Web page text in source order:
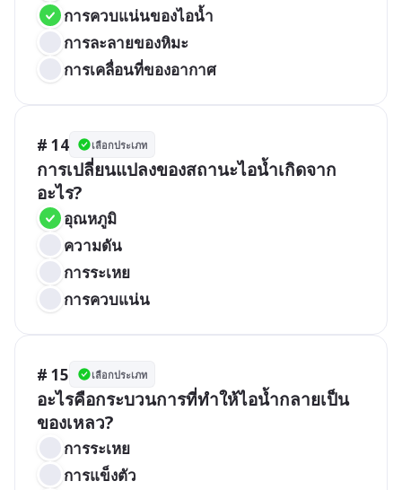
การควบแน่นของไอน้ำ
การละลายของหิมะ
การเคลื่อนที่ของอากาศ
# 14 เลือกประเภท
การเปลี่ยนแปลงของสถานะไอน้ำเกิดจาก
อะไร?
อุณหภูมิ
ความดัน
การระเหย
การควบแน่น
# 15 เลือกประเภท
อะไรคือกระบวนการที่ทำให้ไอน้ำกลายเป็น
ของเหลว?
การระเหย
การแข็งตัว